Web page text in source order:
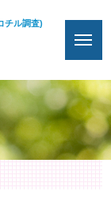
チル調査)